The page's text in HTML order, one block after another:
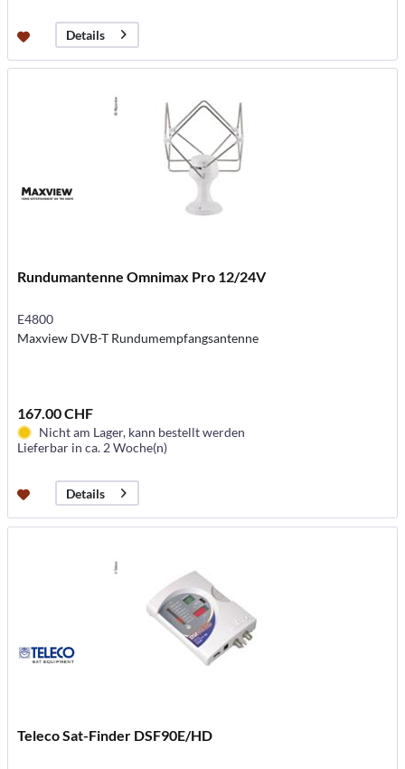
Details
Rundumantenne Omnimax Pro 12/24V
E4800
Maxview DVB-T Rundumempfangsantenne
167.00 CHF
Nicht am Lager, kann bestellt werden
Lieferbar in ca. 2 Woche(n)
Details
Teleco Sat-Finder DSF90E/HD